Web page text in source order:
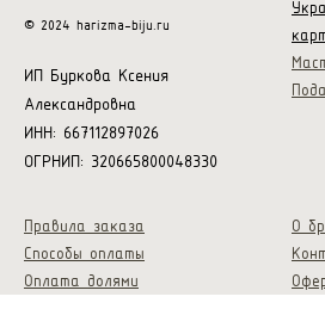
© 2024 harizma-biju.ru
ИП Буркова Ксения
Александровна
ИНН: 667112897026
ОГРНИП: 320665800048330
Правила заказа
Способы оплаты
Оплата долями
О